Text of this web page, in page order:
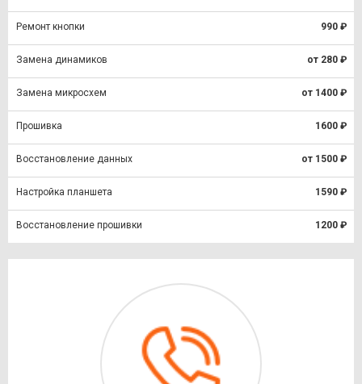
Ремонт кнопки 990 ₽
Замена динамиков от 280 ₽
Замена микросхем от 1400 ₽
Прошивка 1600 ₽
Восстановление данных от 1500 ₽
Настройка планшета 1590 ₽
Восстановление прошивки 1200 ₽